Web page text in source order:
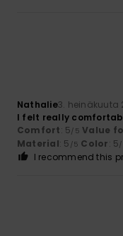
Nathalie3. heinäkuuta
I felt really
Comfort: 5/5 Value
Material: 5 /5 Color: 5
I recommend this